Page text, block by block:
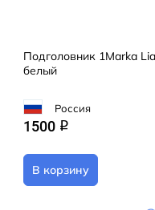
Подголовник 1Marka Lia
белый
Россия
1500 q
В корзину